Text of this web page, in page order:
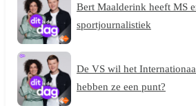
Bert Maalderink heeft MS
sportjournalistiek
De VS wil het
hebben ze een punt?